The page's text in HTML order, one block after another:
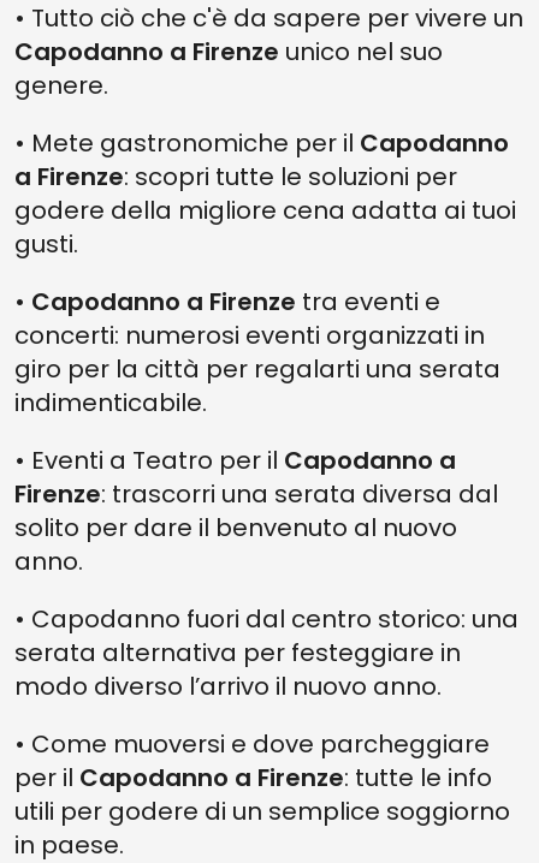
• Tutto ciò che c'è da sapere per vivere un
Capodanno a Firenze unico nel suo
genere.
• Mete gastronomiche per il Capodanno
a Firenze: scopri tutte le soluzioni per
godere della migliore cena adatta ai tuoi
gusti.
• Capodanno a Firenze tra eventi e
concerti: numerosi eventi organizzati in
giro per la città per regalarti una serata
indimenticabile.
• Eventi a Teatro per il Capodanno a
Firenze: trascorri una serata diversa dal
solito per dare il benvenuto al nuovo
anno.
• Capodanno fuori dal centro storico: una
serata alternativa per festeggiare in
modo diverso l’arrivo il nuovo anno.
• Come muoversi e dove parcheggiare
per il Capodanno a Firenze: tutte le info
utili per godere di un semplice soggiorno
in paese.